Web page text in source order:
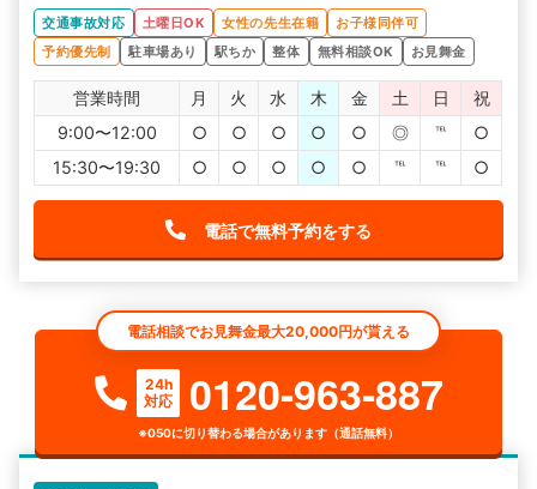
診断書の取り方やその後の通院についてなど、分かりやす
い言葉で説明していただき不安が和らぎました。
交通事故対応 土曜日OK 女性の先生在籍
お子様同伴可
予約優先制
駐車場あり 駅ちか 整体 無料相談OK お見舞金
営業時間 月 火 水 木 金 土 日
祝
9:00〜12:00
○ ○ ○ ○ ○ ◎ ℡
○
15:30〜19:30
○ ○ ○ ○ ○ ℡ ℡ ○
電話で無料予約をする
電話相談でお見舞金最大20,000円が貰える
24h
対応
0120-963-887
※050に切り替わる場合があります（通話無料）